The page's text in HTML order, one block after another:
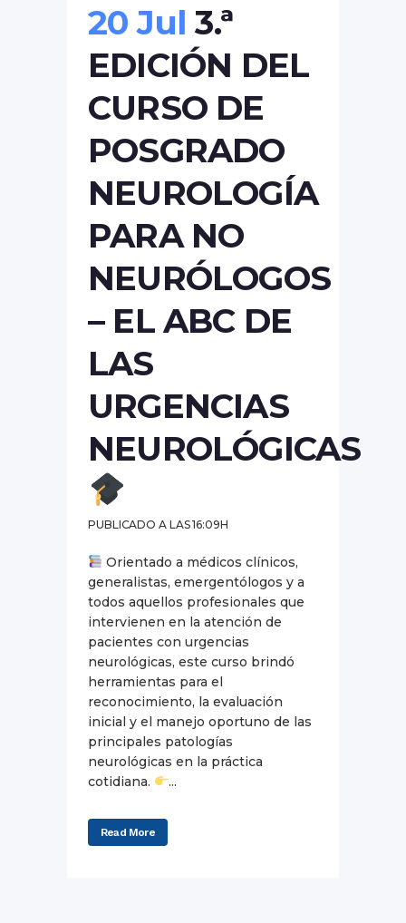
20 Jul 3.ª
EDICIÓN DEL
CURSO DE
POSGRADO
NEUROLOGÍA
PARA NO
NEURÓLOGOS
– EL ABC DE
LAS
URGENCIAS
NEUROLÓGICAS
PUBLICADO A LAS 16:09H
Orientado a médicos clínicos,
generalistas, emergentólogos y a
todos aquellos profesionales que
intervienen en la atención de
pacientes con urgencias
neurológicas, este curso brindó
herramientas para el
reconocimiento, la evaluación
inicial y el manejo oportuno de las
principales patologías
neurológicas en la práctica
cotidiana.
...
Read More